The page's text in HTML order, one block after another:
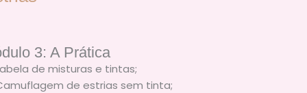
3: A Prática
de misturas e tintas;
de estrias sem tinta;